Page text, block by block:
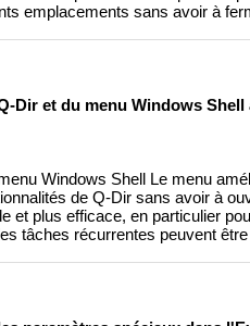
emplacements sans avoir à
Dir et du menu Windows
Windows Shell Le menu
de Q-Dir sans avoir à
et plus efficace, en particulier
tâches récurrentes peuvent